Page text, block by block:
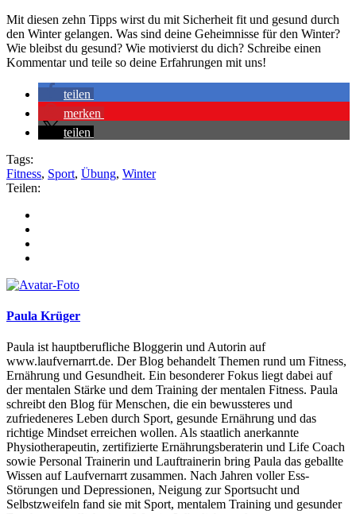
Mit diesen zehn Tipps wirst du mit Sicherheit fit und gesund durch
den Winter gelangen. Was sind deine Geheimnisse für den Winter?
Wie bleibst du gesund? Wie motivierst du dich? Schreibe einen
Kommentar und teile so deine Erfahrungen mit uns!
teilen
merken
teilen
Tags:
Fitness, Sport, Übung, Winter
Teilen:
Paula Krüger
Paula ist hauptberufliche Bloggerin und Autorin auf
www.laufvernarrt.de. Der Blog behandelt Themen rund um Fitness,
Ernährung und Gesundheit. Ein besonderer Fokus liegt dabei auf
der mentalen Stärke und dem Training der mentalen Fitness. Paula
schreibt den Blog für Menschen, die ein bewussteres und
zufriedeneres Leben durch Sport, gesunde Ernährung und das
richtige Mindset erreichen wollen. Als staatlich anerkannte
Physiotherapeutin, zertifizierte Ernährungsberaterin und Life Coach
sowie Personal Trainerin und Lauftrainerin bring Paula das geballte
Wissen auf Laufvernarrt zusammen. Nach Jahren voller Ess-
Störungen und Depressionen, Neigung zur Sportsucht und
Selbstzweifeln fand sie mit Sport, mentalem Training und gesunder